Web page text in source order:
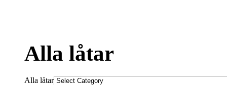
Alla låtar
Alla låtar